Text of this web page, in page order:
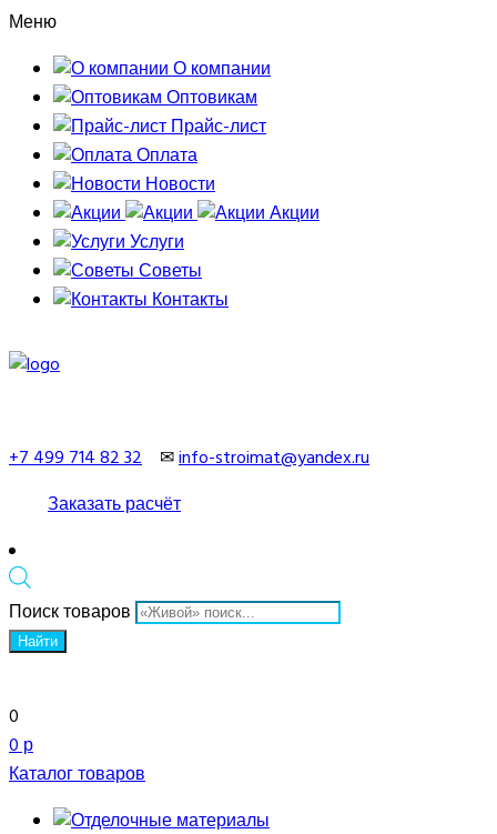
Меню
О компании
Оптовикам
Прайс-лист
Оплата
Новости
Акции
Услуги
Советы
Контакты
+7 499 714 82 32 ✉info-stroimat@yandex.ru
Заказать расчёт
Поиск товаров
Найти
0
0 р
Каталог товаров